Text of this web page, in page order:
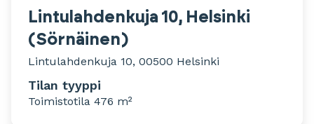
Lintulahdenkuja 10, Helsinki
(Sörnäinen)
Lintulahdenkuja 10, 00500 Helsinki
Tilan tyyppi
Toimistotila 476 m²